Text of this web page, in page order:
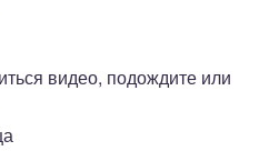
видео, подождите или